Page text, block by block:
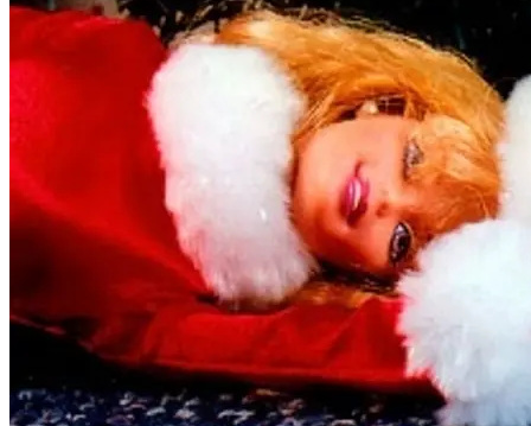
Симоненко Пытается Снять Запрет На
Деятельность КПУ
«Аватар» Вдохновил Mercedes-Benz На
Создание Футуристического Авто